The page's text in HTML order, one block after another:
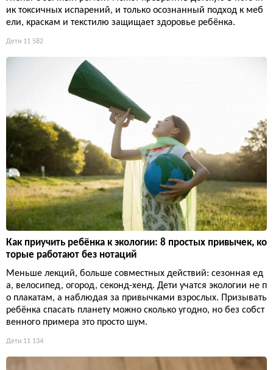
ик токсичных испарений, и только осознанный подход к меб
ели, краскам и текстилю защищает здоровье ребёнка.
Дети 11 582
Как приучить ребёнка к экологии: 8 простых привычек, ко
торые работают без нотаций
Меньше лекций, больше совместных действий: сезонная ед
а, велосипед, огород, секонд-хенд. Дети учатся экологии не п
о плакатам, а наблюдая за привычками взрослых. Призывать
ребёнка спасать планету можно сколько угодно, но без собст
венного примера это просто шум.
Дети 11 134